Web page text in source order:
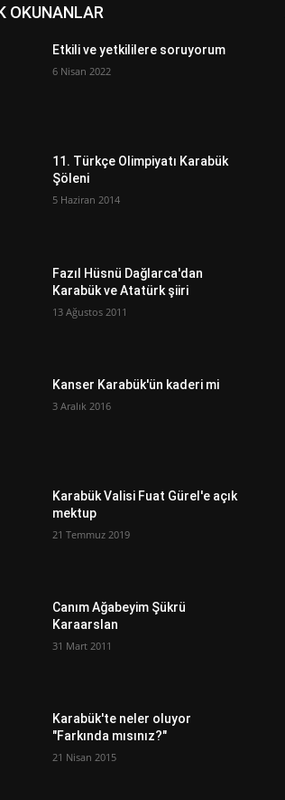
OKUNANLAR
Etkili ve yetkililere soruyorum
6 Nisan 2022
11. Türkçe Olimpiyatı Karabük
Şöleni
5 Haziran 2014
Fazıl Hüsnü Dağlarca'dan
Karabük ve Atatürk şiiri
13 Ağustos 2011
Kanser Karabük'ün kaderi mi
3 Aralık 2016
Karabük Valisi Fuat Gürel'e açık
mektup
21 Temmuz 2019
Canım Ağabeyim Şükrü
Karaarslan
31 Mart 2011
Karabük'te neler oluyor
"Farkında mısınız?"
21 Nisan 2015